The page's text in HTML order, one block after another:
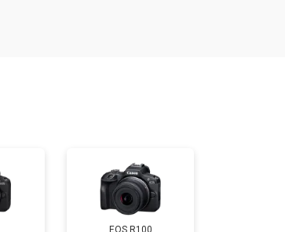
Заказать
EOS R100